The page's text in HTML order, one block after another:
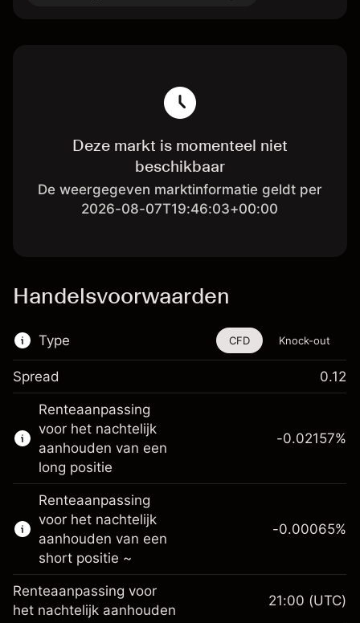
Deze markt is momenteel niet
beschikbaar
De weergegeven marktinformatie geldt per
2026-08-07T19:46:03+00:00
Handelsvoorwaarden
Type
De handel in CFD's en knock-outs is
beschikbaar voor dit financiële instrument.
Meer informatie over:
CFD's
Knock-outs
CFD Knock-out
Spread 0.12
Renteaanpassing
voor het nachtelijk
aanhouden van een
long positie
Marge. Uw investering
$1,000.00
-0.02157%
Renteaanpassing
voor het nachtelijk
aanhouden van een
short positie ~
-0.00065%
Renteaanpassing voor
het nachtelijk aanhouden
21:00 (UTC)